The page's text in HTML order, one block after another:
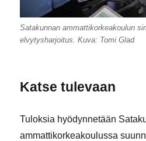
Satakunnan ammattikorkeakoulun
elvytysharjoitus. Kuva: Tomi Glad
Katse tulevaan
Tuloksia hyödynnetään
ammattikorkeakoulussa